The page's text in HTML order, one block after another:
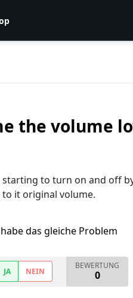
the volume
to turn on and off
it original volume.
das gleiche Problem
JA NEIN
BEWERTUNG
0